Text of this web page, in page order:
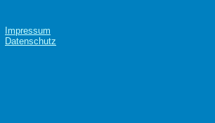
Impressum
Datenschutz